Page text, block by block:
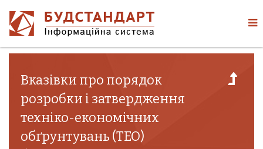
Вказівки про порядок
розробки і затвердження
техніко-економічних
обґрунтувань (ТЕО)